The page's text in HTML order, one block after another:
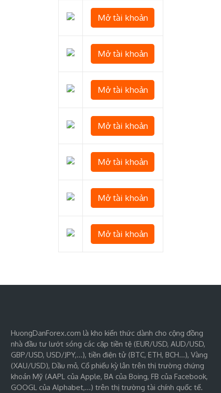
Mở tài khoản
Mở tài khoản
Mở tài khoản
Mở tài khoản
Mở tài khoản
Mở tài khoản
Mở tài khoản
HuongDanForex.com là kho kiến thức dành cho cộng đồng
nhà đầu tư lướt sóng các cặp tiền tệ (EUR/USD, AUD/USD,
GBP/USD, USD/JPY,…), tiền điện tử (BTC, ETH, BCH…), Vàng
(XAU/USD), Dầu mỏ, Cổ phiếu kỳ lân trên thị trường chứng
khoán Mỹ (AAPL của Apple, BA của Boing, FB của Facebook,
GOOGL của Alphabet,…) trên thị trường tài chính quốc tế.